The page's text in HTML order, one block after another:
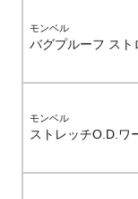
モンベル
バグプルーフ スト
モンベル
ストレッチO.D.ワ